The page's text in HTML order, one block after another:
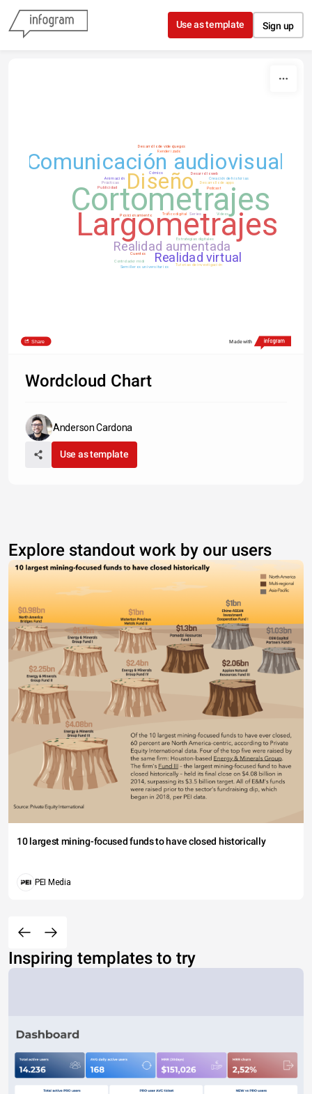
Skip to content
Use as template Sign up
Cortometrajes
Largometrajes
Diseño
Comunicación audiovisual
Realidad aumentada
Realidad virtual
Tráfico digital
Posicionamiento
Estrategias digitales
Desarrollo web
Desarrollo de apps
Creación de historias
Series
Cómics
Podcast
Cuentos
Videos
Publicidad
Tutorias de investigación
Semilleros universitarios
Prácticas
Animación
Renderizado
Desarrollo de videojuegos
Controlador midi
Share Made with
Wordcloud Chart
Anderson Cardona
Use as template
Explore standout work by our users
10 largest mining-focused funds to have closed historically
PEI Media
Inspiring templates to try